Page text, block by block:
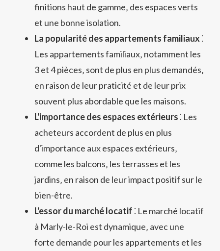
finitions haut de gamme‚ des espaces verts
et une bonne isolation.
La popularité des appartements familiaux ⁚
Les appartements familiaux‚ notamment les
3 et 4 pièces‚ sont de plus en plus demandés‚
en raison de leur praticité et de leur prix
souvent plus abordable que les maisons.
L'importance des espaces extérieurs ⁚ Les
acheteurs accordent de plus en plus
d'importance aux espaces extérieurs‚
comme les balcons‚ les terrasses et les
jardins‚ en raison de leur impact positif sur le
bien-être.
L'essor du marché locatif ⁚ Le marché locatif
à Marly-le-Roi est dynamique‚ avec une
forte demande pour les appartements et les